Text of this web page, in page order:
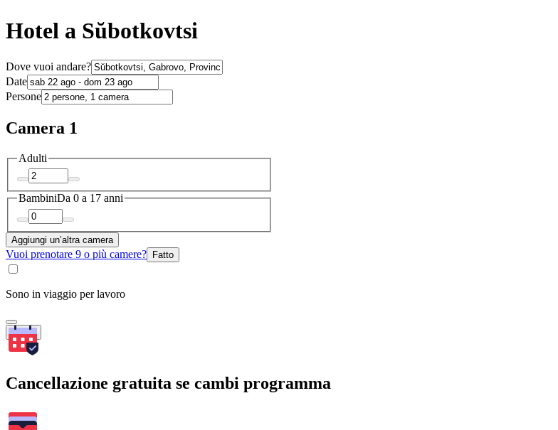
Hotel a Sŭbotkovtsi
Dove vuoi andare?
Date
Persone
Camera 1
Adulti
BambiniDa 0 a 17 anni
Aggiungi un’altra camera
Vuoi prenotare 9 o più camere? Fatto
Sono in viaggio per lavoro
Cerca
Cancellazione gratuita se cambi programma